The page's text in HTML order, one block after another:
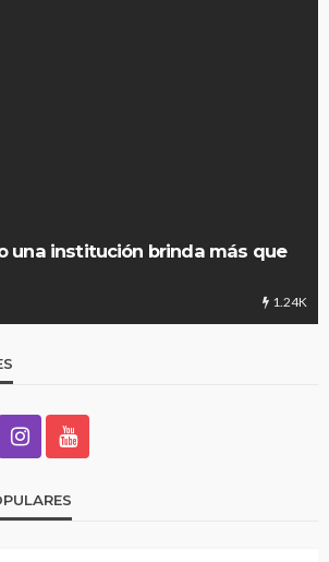
una institución brinda más que
1.24K